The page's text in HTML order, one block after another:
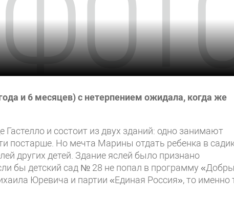
и 6 месяцев) с нетерпением ожидала, когда же
Гастелло и состоит из двух зданий: одно занимают
постарше. Но мечта Марины отдать ребенка в
других детей. Здание яслей было признано
бы детский сад № 28 не попал в программу
Юревича и партии «Единая Россия», то именно